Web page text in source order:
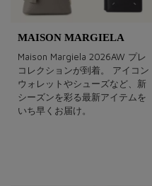
MAISON MARGIELA
Maison Margiela 2026AW プレ
コレクションが到着。 アイコン
ウォレットやシューズなど、新
シーズンを彩る最新アイテムを
いち早くお届け。